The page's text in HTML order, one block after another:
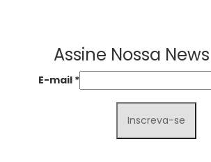
Assine Nossa
E-mail *